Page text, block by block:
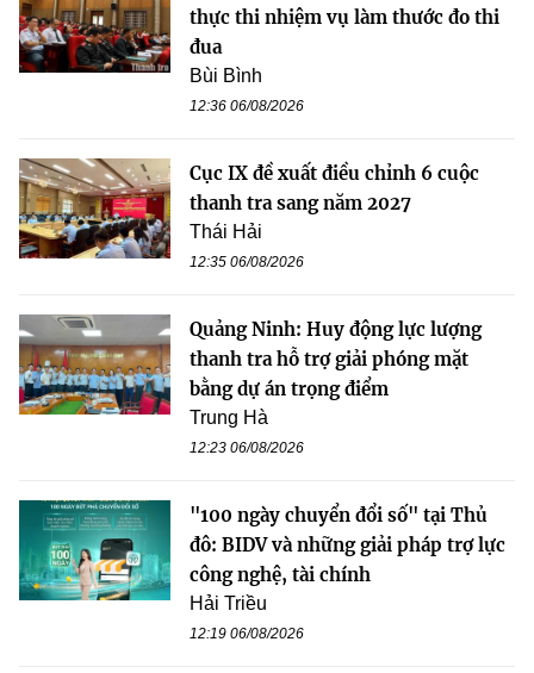
thực thi nhiệm vụ làm thước đo thi
đua
Bùi Bình
12:36 06/08/2026
Cục IX đề xuất điều chỉnh 6 cuộc
thanh tra sang năm 2027
Thái Hải
12:35 06/08/2026
Quảng Ninh: Huy động lực lượng
thanh tra hỗ trợ giải phóng mặt
bằng dự án trọng điểm
Trung Hà
12:23 06/08/2026
"100 ngày chuyển đổi số" tại Thủ
đô: BIDV và những giải pháp trợ lực
công nghệ, tài chính
Hải Triều
12:19 06/08/2026